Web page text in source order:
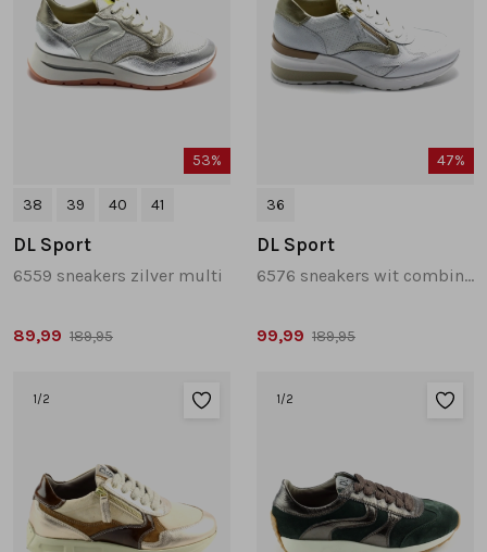
53%
38 39 40 41
DL Sport
6559 sneakers zilver multi
89,99 189,95
47%
36
DL Sport
6576 sneakers wit combinatie
99,99 189,95
1 /2 1 /2